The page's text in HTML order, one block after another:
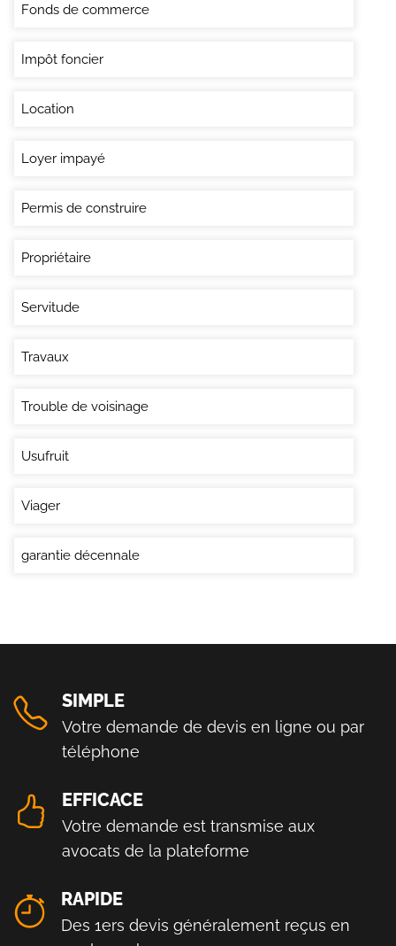
Fonds de commerce
Impôt foncier
Location
Loyer impayé
Permis de construire
Propriétaire
Servitude
Travaux
Trouble de voisinage
Usufruit
Viager
garantie décennale
SIMPLE
Votre demande de devis en ligne ou par
téléphone
EFFICACE
Votre demande est transmise aux
avocats de la plateforme
RAPIDE
Des 1ers devis généralement reçus en